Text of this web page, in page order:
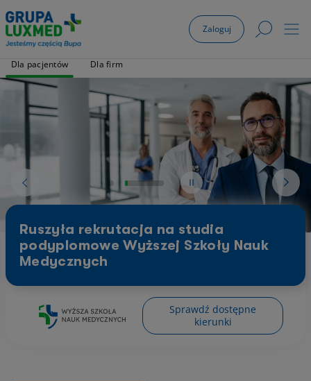
Zaloguj
Dla pacjentów Dla firm
Ruszyła rekrutacja na studia
podyplomowe Wyższej Szkoły Nauk
Medycznych
Sprawdź dostępne
kierunki